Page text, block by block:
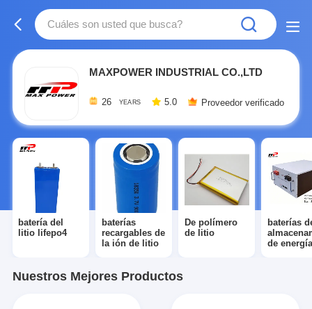
MAXPOWER INDUSTRIAL CO.,LTD
26 YEARS 5.0 Proveedor verificado
batería del
litio lifepo4
baterías
recargables de
la ión de litio
De polímero
de litio
baterías
de
Nuestros Mejores Productos